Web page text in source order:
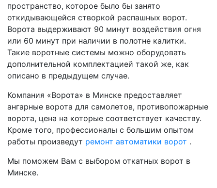
пространство, которое было бы занято
откидывающейся створкой распашных ворот.
Ворота выдерживают 90 минут воздействия огня
или 60 минут при наличии в полотне калитки.
Такие воротные системы можно оборудовать
дополнительной комплектацией такой же, как
описано в предыдущем случае.
Компания «Ворота» в Минске предоставляет
ангарные ворота для самолетов, противопожарные
ворота, цена на которые соответствует качеству.
Кроме того, профессионалы с большим опытом
работы произведут ремонт автоматики ворот .
Мы поможем Вам с выбором откатных ворот в
Минске.